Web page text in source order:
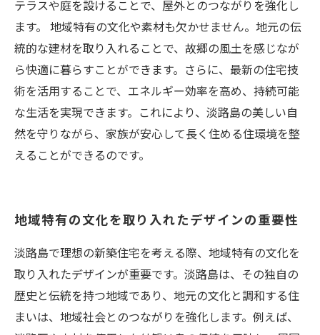
テラスや庭を設けることで、屋外とのつながりを強化し
ます。 地域特有の文化や素材も欠かせません。地元の伝
統的な建材を取り入れることで、故郷の風土を感じなが
ら快適に暮らすことができます。さらに、最新の住宅技
術を活用することで、エネルギー効率を高め、持続可能
な生活を実現できます。これにより、淡路島の美しい自
然を守りながら、家族が安心して長く住める住環境を整
えることができるのです。
地域特有の文化を取り入れたデザインの重要性
淡路島で理想の新築住宅を考える際、地域特有の文化を
取り入れたデザインが重要です。淡路島は、その独自の
歴史と伝統を持つ地域であり、地元の文化と調和する住
まいは、地域社会とのつながりを強化します。例えば、